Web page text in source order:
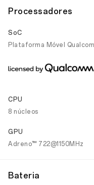
Processadores
SoC
Plataforma Móvel
CPU
8 núcleos
GPU
Adreno™ 722@1150MHz
Bateria